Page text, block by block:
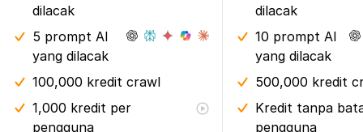
dilacak
5 prompt AI
yang dilacak
100,000 kredit crawl
1,000 kredit per
pengguna
dilacak
10 prompt AI
yang dilacak
500,000 kredit
Kredit tanpa
pengguna